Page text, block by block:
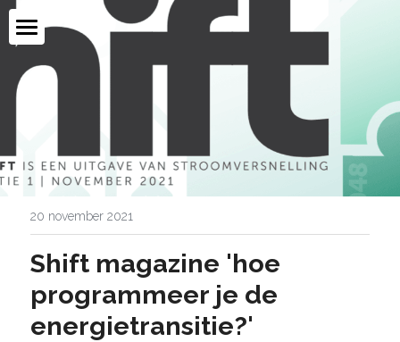
OVER MIJ & DIENSTEN
PROJECTEN & PARTNERS
20 november 2021
Shift magazine 'hoe
programmeer je de
energietransitie?'